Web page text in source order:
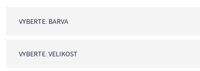
VYBERTE: BARVA
VYBERTE: VELIKOST